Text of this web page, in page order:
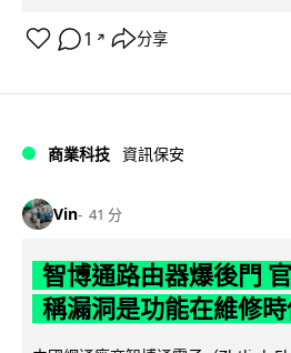
1 ↗ 分享
商業科技 資訊保安
Vin 41 分
智博通路由器爆後門
稱漏洞是功能在維修時